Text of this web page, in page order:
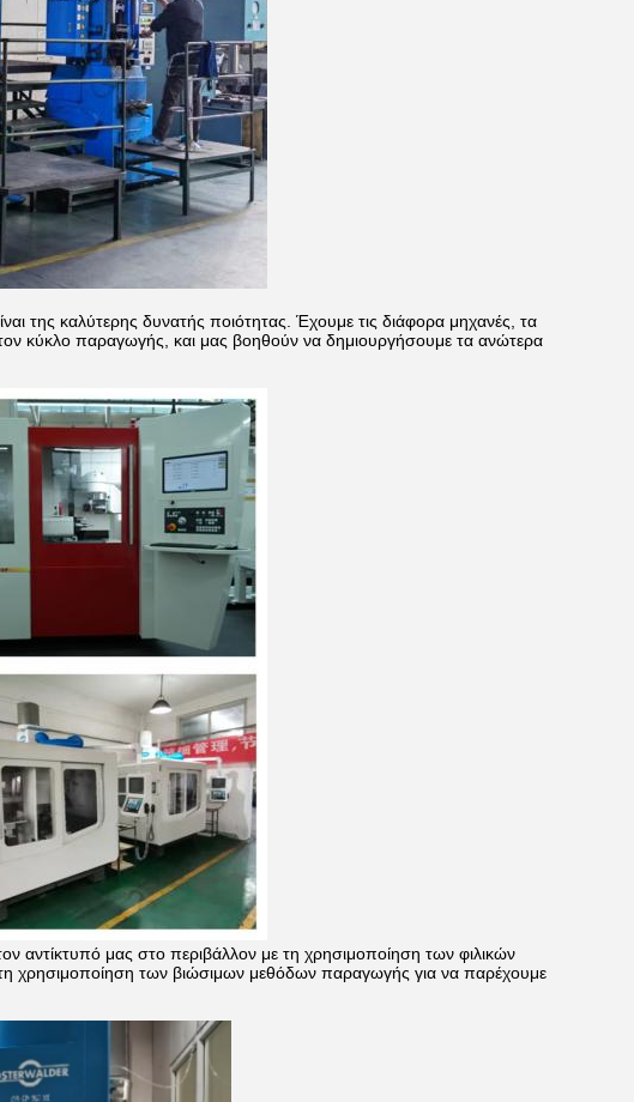
της καλύτερης δυνατής ποιότητας. Έχουμε τις διάφορα μηχανές, τα
κύκλο παραγωγής, και μας βοηθούν να δημιουργήσουμε τα ανώτερα
αντίκτυπό μας στο περιβάλλον με τη χρησιμοποίηση των φιλικών
χρησιμοποίηση των βιώσιμων μεθόδων παραγωγής για να παρέχουμε